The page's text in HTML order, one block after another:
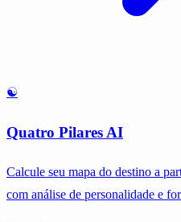
☯️
Quatro Pilares AI
Calcule seu mapa do destino a
com análise de personalidade e